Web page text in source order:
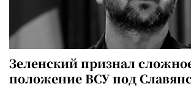
Зеленский признал
положение ВСУ под